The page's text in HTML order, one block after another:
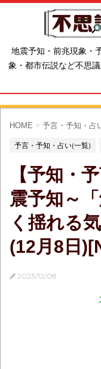
地震予知・前兆現象・
象・都市伝説など不思
HOME > 予言・予知・占
予言・予知・占い(一覧)
【予知・
震予知～
く揺れる
(12月8日
2023/12/08